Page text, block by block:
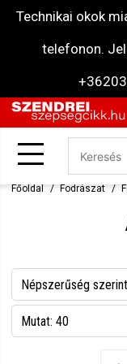
Technikai okok
telefonon.
Főoldal Fodrászat
Népszerűség szerint
Név szerint csökkenő
Mutat: 40